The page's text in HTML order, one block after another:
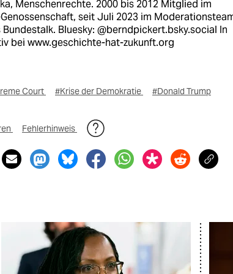
Menschenrechte. 2000 bis 2012 Mitglied im
seit Juli 2023 im
Bluesky: @berndpickert.bsky.social In
bei www.geschichte-hat-zukunft.org
Court #Krise der Demokratie #Donald Trump
Fehlerhinweis